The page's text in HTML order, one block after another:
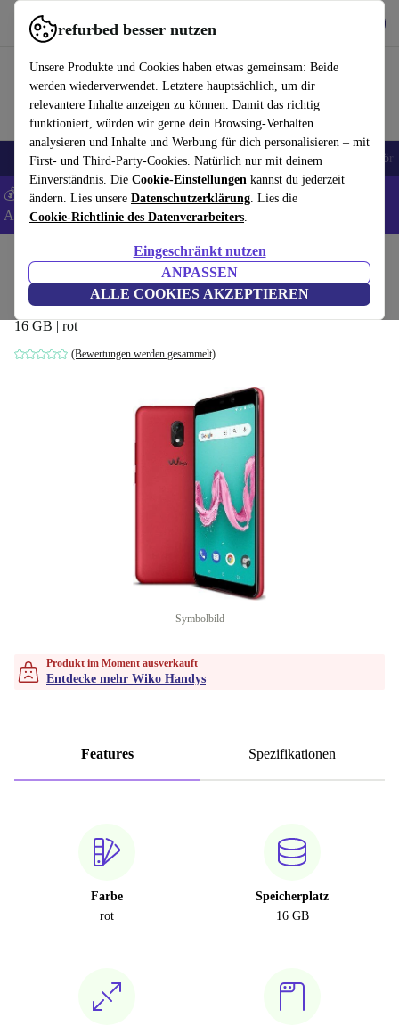
refurbed besser nutzen
Unsere Produkte und Cookies haben etwas gemeinsam: Beide
werden wiederverwendet. Letztere hauptsächlich, um dir
relevantere Inhalte anzeigen zu können. Damit das richtig
funktioniert, würden wir gerne dein Browsing-Verhalten
analysieren und Inhalte und Werbung für dich personalisieren – mit
First- und Third-Party-Cookies. Natürlich nur mit deinem
Einverständnis. Die Cookie-Einstellungen kannst du jederzeit
ändern. Lies unsere Datenschutzerklärung. Lies die
Cookie-Richtlinie des Datenverarbeiters.
Eingeschränkt nutzen
ANPASSEN
ALLE COOKIES AKZEPTIEREN
refurbed schnell und einfach nutzen
🎒 Back to school Handys Laptops Tablets Smartwatches Zubehör
💰 Extra -5% auf Samsung- und Google-Smartphones - Code:
ANDROID5 -AGB
Handys & Smartphones Wiko Handys
Wiko Lenny 5
16 GB | rot
(Bewertungen werden gesammelt)
Symbolbild
Produkt im Moment ausverkauft
Entdecke mehr Wiko Handys
Features Spezifikationen
Farbe
rot
Speicherplatz
16 GB